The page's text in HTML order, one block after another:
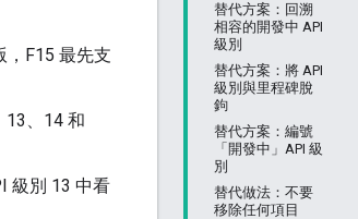
替代方案：回溯
相容的開發中 API
級別
替代方案：將 API
級別與里程碑脫
鉤
替代方案：編號
「開發中」API 級
別
替代做法：不要
移除任何項目
，F15 最先支
13、14 和
級別 13 中看